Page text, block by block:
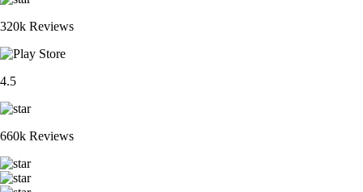
320k Reviews
4.5
660k Reviews